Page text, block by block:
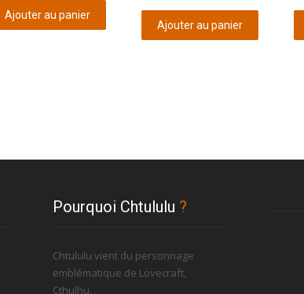
Ajouter au panier
Ajouter au panier
Pourquoi Chtululu ?
Chtululu vient du personnage
emblématique de Lovecraft,
Cthulhu.